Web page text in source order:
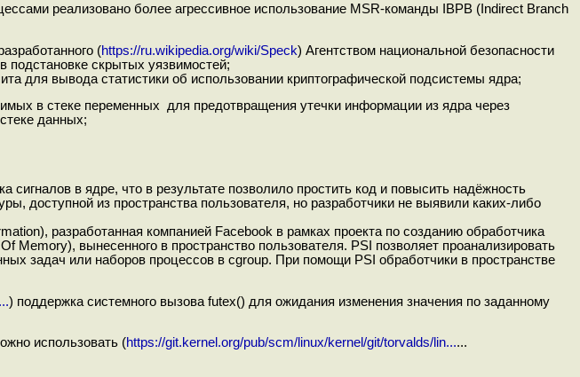
реализовано более агрессивное использование MSR-команды IBPB (Indirect Branch
(https://ru.wikipedia.org/wiki/Speck) Агентством национальной безопасности
подстановке скрытых уязвимостей;
для вывода статистики об использовании криптографической подсистемы ядра;
в стеке переменных для предотвращения утечки информации из ядра через
данных;
сигналов в ядре, что в результате позволило простить код и повысить надёжность
доступной из пространства пользователя, но разработчики не выявили каких-либо
разработанная компанией Facebook в рамках проекта по созданию обработчика
Memory), вынесенного в пространство пользователя. PSI позволяет проанализировать
задач или наборов процессов в cgroup. При помощи PSI обработчики в пространстве
) поддержка системного вызова futex() для ожидания изменения значения по заданному
использовать (https://git.kernel.org/pub/scm/linux/kernel/git/torvalds/lin......